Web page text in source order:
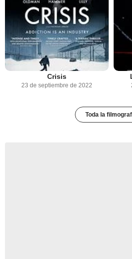
Crisis
23 de septiembre de 2022
Toda la